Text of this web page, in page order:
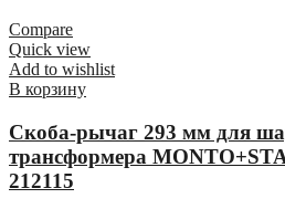
Compare
Quick view
Add to wishlist
В корзину
Скоба-рычаг 293 мм для
трансформера
212115